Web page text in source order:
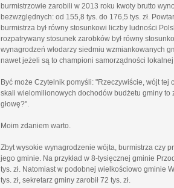
burmistrzowie zarobili w 2013 roku kwoty brutto
bezwzględnych: od 155,8 tys. do 176,5 tys. zł.
burmistrza był równy stosunkowi liczby ludności
rozpatrywany stosunek zarobków był równy
wynagrodzeń włodarzy siedmiu wzmiankowanych
nawet jeżeli są to championi samorządności
Być może Czytelnik pomyśli: "Rzeczywiście, wójt
skali wielomilionowych dochodów budżetu gminy to
głowę?".
Moim zdaniem warto.
Zbyt wysokie wynagrodzenie wójta, burmistrza czy
jego gminie. Na przykład w 8-tysięcznej gminie
tys. zł. Natomiast w podobnej wielkościowo gminie
tys. zł, sekretarz gminy zarobił 72 tys. zł.